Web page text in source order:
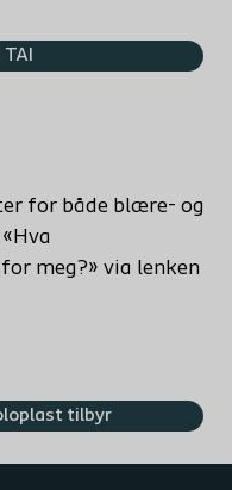
for både blære- og
meg?» via lenken
tilbyr